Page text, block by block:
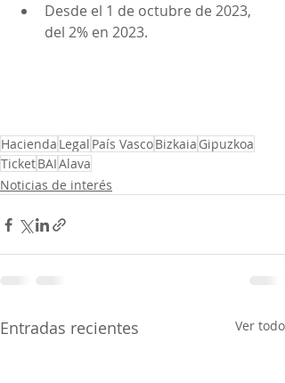
Desde el 1 de octubre de 2023,
del 2% en 2023.
Hacienda Legal País VascoBizkaia Gipuzkoa
TicketBAIAlava
Noticias de interés
Entradas recientes Ver todo